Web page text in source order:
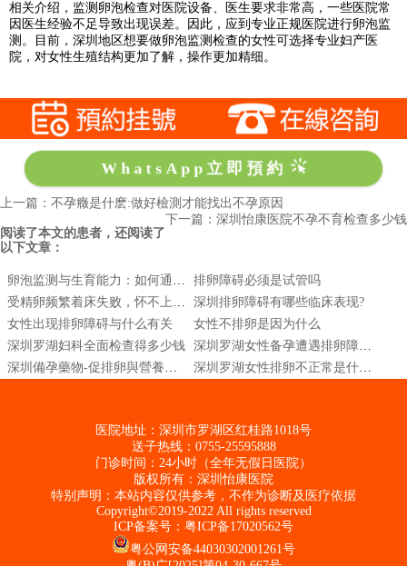
相关介绍，监测卵泡检查对医院设备、医生要求非常高，一些医院常
因医生经验不足导致出现误差。因此，应到专业正规医院进行卵泡监
测。目前，深圳地区想要做卵泡监测检查的女性可选择专业妇产医
院，对女性生殖结构更加了解，操作更加精细。
WhatsApp立即預約
上一篇：不孕癥是什麽:做好檢測才能找出不孕原因
下一篇：深圳怡康医院不孕不育检查多少钱
阅读了本文的患者，还阅读了
以下文章：
排卵障碍必须是试管吗
深圳排卵障碍有哪些临床表现?
女性出现排卵障碍与什么有关
女性不排卵是因为什么
深圳罗湖妇科全面检查得多少钱
医院地址：深圳市罗湖区红桂路1018号
送子热线：0755-25595888
门诊时间：24小时（全年无假日医院）
版权所有：深圳怡康医院
特别声明：本站内容仅供参考，不作为诊断及医疗依据
Copyright©2019-2022 All rights reserved
ICP备案号： 粤ICP备17020562号
粤公网安备44030302001261号